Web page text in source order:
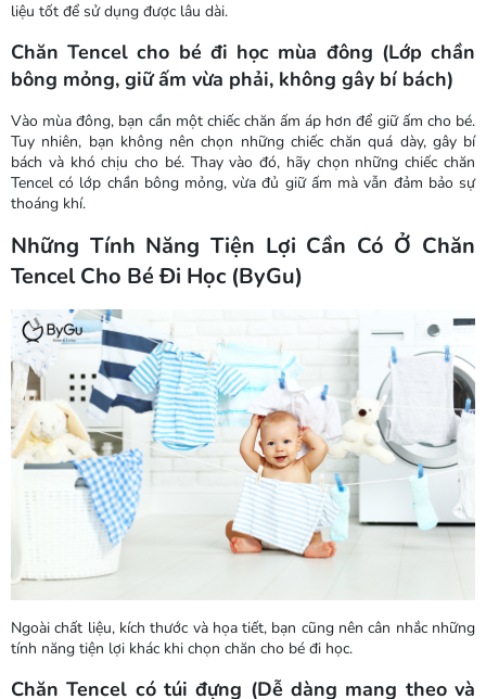
liệu tốt để sử dụng được lâu dài.
Chăn Tencel cho bé đi học mùa đông (Lớp chần
bông mỏng, giữ ấm vừa phải, không gây bí bách)
Vào mùa đông, bạn cần một chiếc chăn ấm áp hơn để giữ ấm cho bé.
Tuy nhiên, bạn không nên chọn những chiếc chăn quá dày, gây bí
bách và khó chịu cho bé. Thay vào đó, hãy chọn những chiếc chăn
Tencel có lớp chần bông mỏng, vừa đủ giữ ấm mà vẫn đảm bảo sự
thoáng khí.
Những Tính Năng Tiện Lợi Cần Có Ở Chăn
Tencel Cho Bé Đi Học (ByGu)
Ngoài chất liệu, kích thước và họa tiết, bạn cũng nên cân nhắc những
tính năng tiện lợi khác khi chọn chăn cho bé đi học.
Chăn Tencel có túi đựng (Dễ dàng mang theo và